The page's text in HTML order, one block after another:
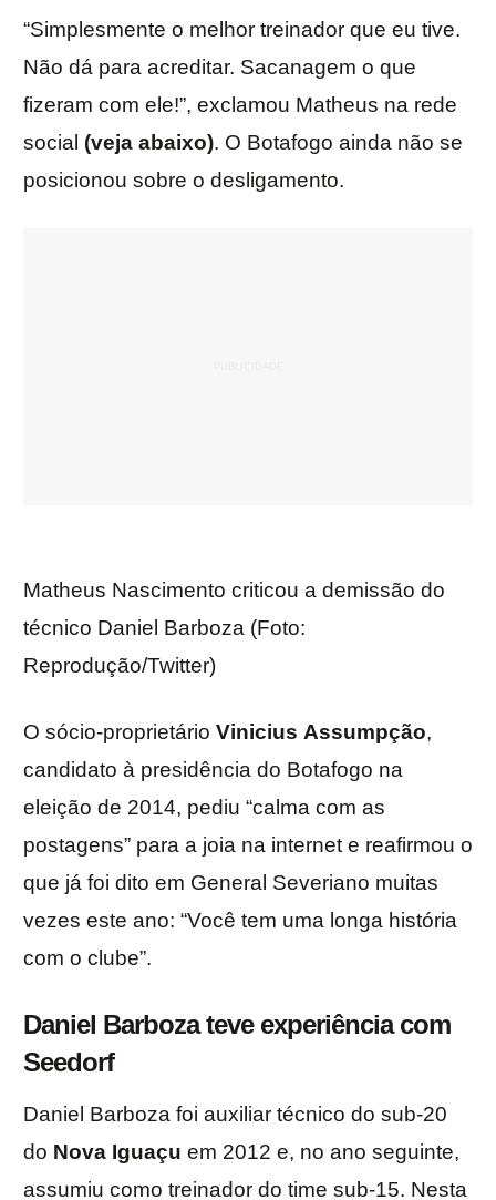
“Simplesmente o melhor treinador que eu tive.
Não dá para acreditar. Sacanagem o que
fizeram com ele!”, exclamou Matheus na rede
social (veja abaixo). O Botafogo ainda não se
posicionou sobre o desligamento.
Matheus Nascimento criticou a demissão do
técnico Daniel Barboza (Foto:
Reprodução/Twitter)
O sócio-proprietário Vinicius Assumpção,
candidato à presidência do Botafogo na
eleição de 2014, pediu “calma com as
postagens” para a joia na internet e reafirmou o
que já foi dito em General Severiano muitas
vezes este ano: “Você tem uma longa história
com o clube”.
Daniel Barboza teve experiência com
Seedorf
Daniel Barboza foi auxiliar técnico do sub-20
do Nova Iguaçu em 2012 e, no ano seguinte,
assumiu como treinador do time sub-15. Nesta